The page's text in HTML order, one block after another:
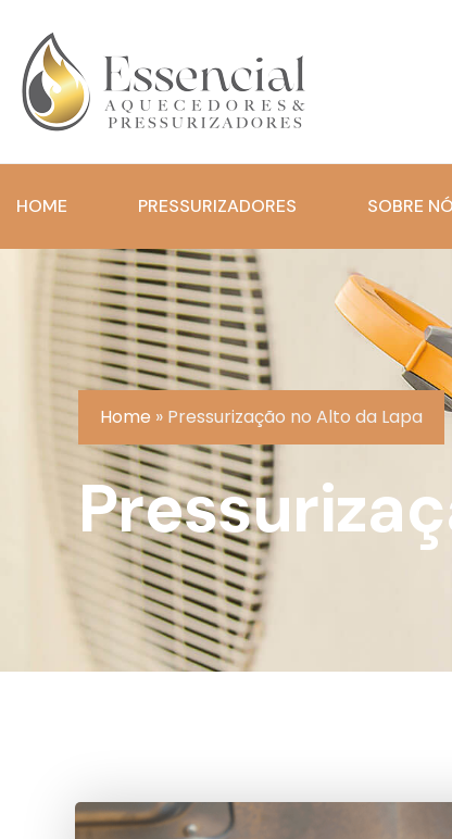
HOME PRESSURIZADORES SOBRE
Home » Pressurização no Alto da Lapa